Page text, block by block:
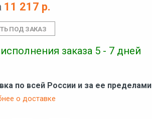
11 217 р.
заказа 5 - 7 дней
по всей России и за ее пределами
о доставке